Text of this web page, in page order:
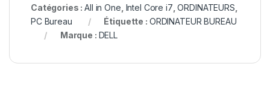
Catégories :All in One Intel Core i7 ,ORDINATEURS
PC Bureau
Étiquette : ORDINATEUR BUREAU
Marque : DELL